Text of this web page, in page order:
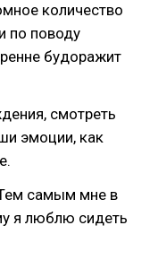
количество
по поводу
будоражит
смотреть
эмоции, как
самым мне в
я люблю сидеть